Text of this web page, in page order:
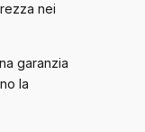
nei
garanzia
la